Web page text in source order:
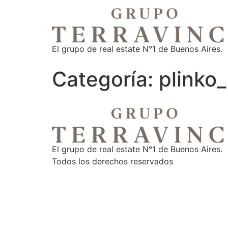
El grupo de real estate N°1 de Buenos Aires.
Categoría:
El grupo de real estate N°1 de Buenos Aires.
Todos los derechos reservados